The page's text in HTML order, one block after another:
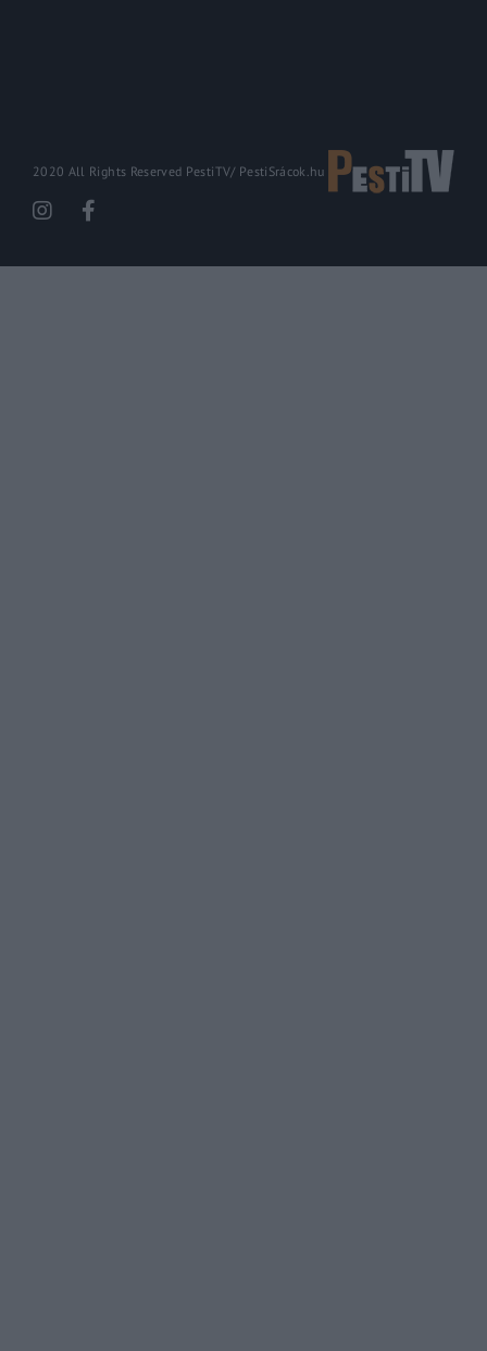
2020 All Rights Reserved PestiTV/ PestiSrácok.hu